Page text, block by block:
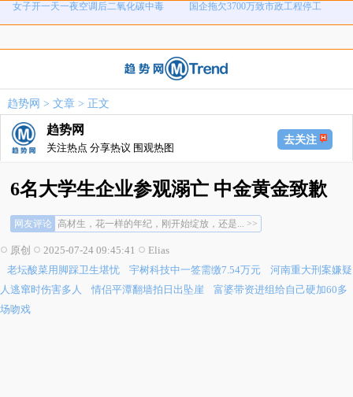
老坛酸菜用脚踩卫生堪忧 宇树科技中一签需缴7.54万元
富婆带资进组给自己硬加60多场吻戏 名创优品一次性内裤颜面尽失
弊犯罪
女子开一天一夜空调后二氧化碳中毒
趋势网 > 文章> 正文
趋势网
关注热点 分享热议 围观热图
去关注
6名大学生企业参观溺亡 中金黄金致歉
网友评论 高材生，花一样的年纪，刚开始绽放，还是... >>
溺亡只是体面的说法，这里面可不是水... >>
高材生，花一样的年纪，刚开始绽放，还是... >>
做过的题，读过的书，家庭的期盼，父母的... >>
原创 2025-07-24 09:45:41
Elias
老坛酸菜用脚踩卫生堪忧
宇树科技中一签需缴7.54万元
河南重大刑案嫌疑
人逃窜时伤害多人
情侣平潭翻墙拍日出坠崖
富婆带资进组给自己硬加60多
场吻戏